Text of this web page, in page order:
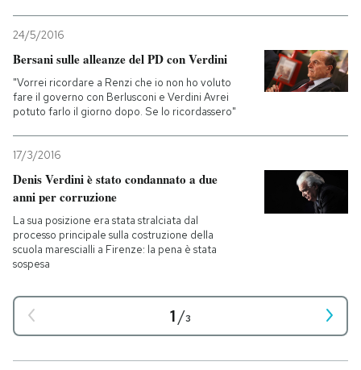
24/5/2016
Bersani sulle alleanze del PD con Verdini
"Vorrei ricordare a Renzi che io non ho voluto
fare il governo con Berlusconi e Verdini Avrei
potuto farlo il giorno dopo. Se lo ricordassero"
17/3/2016
Denis Verdini è stato condannato a due
anni per corruzione
La sua posizione era stata stralciata dal
processo principale sulla costruzione della
scuola marescialli a Firenze: la pena è stata
sospesa
1/3